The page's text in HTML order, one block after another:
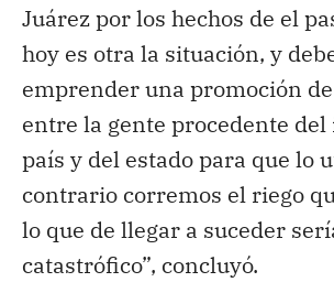
Juárez por los hechos de el
hoy es otra la situación, y
emprender una promoción
entre la gente procedente
país y del estado para que lo
contrario corremos el riego
lo que de llegar a suceder
catastrófico”, concluyó.